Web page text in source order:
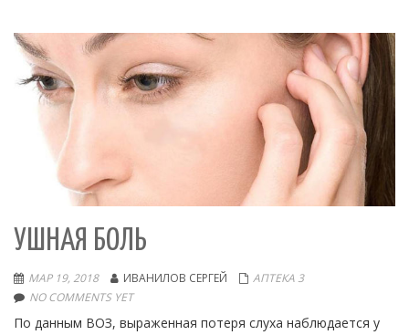
УШНАЯ БОЛЬ
МАР 19, 2018 ИВАНИЛОВ СЕРГЕЙ
АПТЕКА 3
NO COMMENTS YET
По данным ВОЗ, выраженная потеря слуха наблюдается у